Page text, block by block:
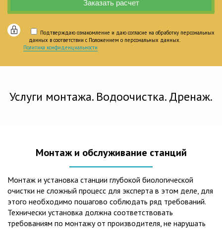
Подтверждаю ознакомление и даю согласие на обработку персональных
данных в соответствии с Положением о персональных данных.
Политика конфиденциальности
Услуги монтажа. Водоочистка. Дренаж.
Монтаж и обслуживание станций
Монтаж и установка станции глубокой биологической
очистки не сложный процесс для эксперта в этом деле, для
этого необходимо пошагово соблюдать ряд требований.
Технически установка должна соответствовать
требованиям по монтажу от производителя, не нарушать